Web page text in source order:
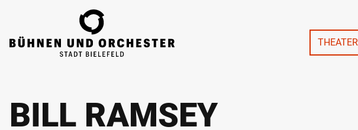
ZUM HAUPTINHALT SPRINGEN
THEATER
BILL RAMSEY